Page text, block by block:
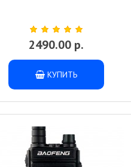
2490.00 р.
КУПИТЬ